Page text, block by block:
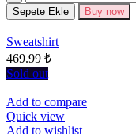
Seçenekler
Sepete Ekle Buy now
Sweatshirt
469.99 ₺
Sold out
Add to compare
Quick view
Add to wishlist